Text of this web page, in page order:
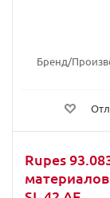
Бренд/
Rupes